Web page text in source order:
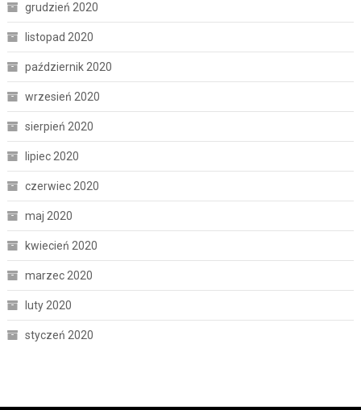
grudzień 2020
listopad 2020
październik 2020
wrzesień 2020
sierpień 2020
lipiec 2020
czerwiec 2020
maj 2020
kwiecień 2020
marzec 2020
luty 2020
styczeń 2020